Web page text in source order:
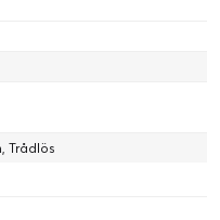
till vägg och avancerad
i rummet.
Trådlös